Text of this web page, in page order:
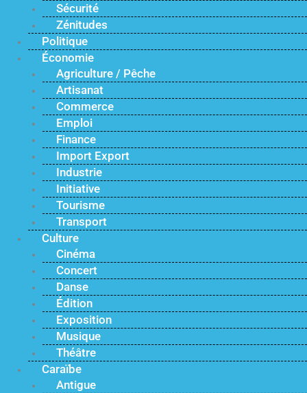
Sécurité
Zénitudes
Politique
Économie
Agriculture / Pêche
Artisanat
Commerce
Emploi
Finance
Import Export
Industrie
Initiative
Tourisme
Transport
Culture
Cinéma
Concert
Danse
Édition
Exposition
Musique
Théâtre
Caraïbe
Antigue